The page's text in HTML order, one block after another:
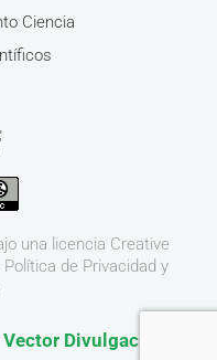
Ciencia
una licencia Creative
Política de Privacidad y
Vector Divulgación